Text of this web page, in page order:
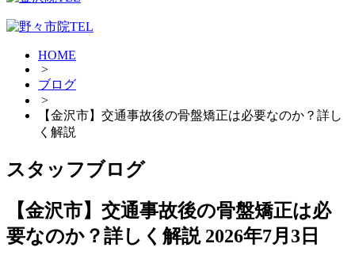
HOME
>
ブログ
>
【金沢市】交通事故後の骨盤矯正は必要なのか？詳し
く解説
スタッフブログ
【金沢市】交通事故後の骨盤矯正は必
要なのか？詳しく解説 2026年7月3日